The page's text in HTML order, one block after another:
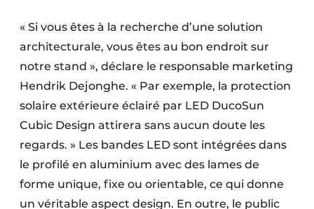
« Si vous êtes à la recherche d’une solution
architecturale, vous êtes au bon endroit sur
notre stand », déclare le responsable marketing
Hendrik Dejonghe. « Par exemple, la protection
solaire extérieure éclairé par LED DucoSun
Cubic Design attirera sans aucun doute les
regards. » Les bandes LED sont intégrées dans
le profilé en aluminium avec des lames de
forme unique, fixe ou orientable, ce qui donne
un véritable aspect design. En outre, le public